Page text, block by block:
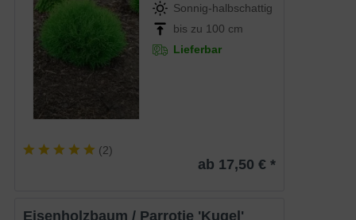
Sonnig-halbschattig
bis zu 100 cm
Lieferbar
(2)
ab 17,50 € *
Eisenholzbaum / Parrotie 'Kugel'